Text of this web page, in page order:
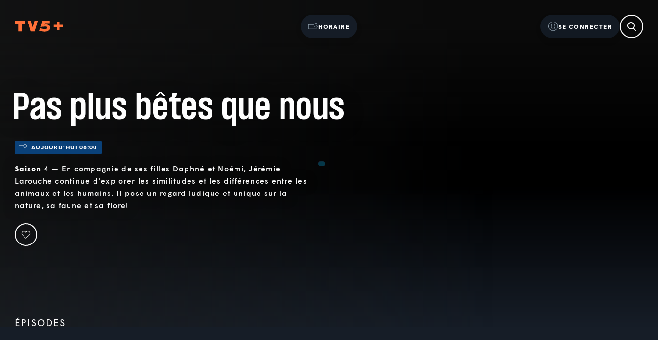
HORAIRE SE CONNECTER
Pas plus bêtes que nous
AUJOURD’HUI 08:00
Saison 4 — En compagnie de ses filles Daphné et Noémi, Jérémie
Larouche continue d'explorer les similitudes et les différences entre les
animaux et les humains. Il pose un regard ludique et unique sur la
nature, sa faune et sa flore!
ÉPISODES